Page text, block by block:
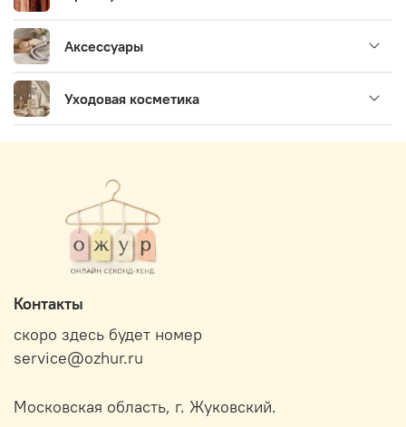
Аксессуары
Уходовая косметика
Контакты
скоро здесь будет номер
service@ozhur.ru
Московская область, г. Жуковский.